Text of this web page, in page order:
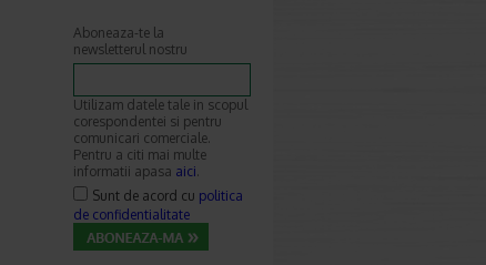
Aboneaza-te la
newsletterul nostru
Utilizam datele tale in scopul
corespondentei si pentru
comunicari comerciale.
Pentru a citi mai multe
informatii apasa aici.
Sunt de acord cu politica
de confidentialitate